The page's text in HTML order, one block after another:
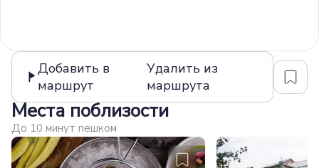
Добавить в
маршрут
Удалить из
маршрута
Места поблизости
До 10 минут пешком